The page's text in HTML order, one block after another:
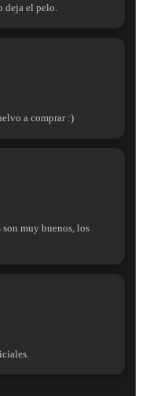
deja el pelo.
a comprar :)
muy buenos, los